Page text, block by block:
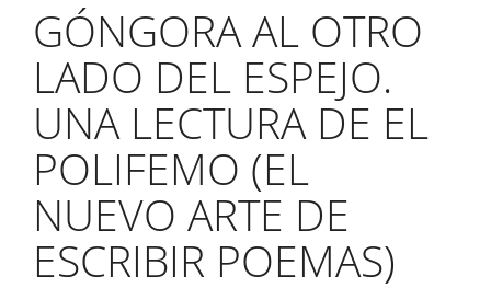
GÓNGORA AL OTRO
LADO DEL ESPEJO.
UNA LECTURA DE EL
POLIFEMO (EL
NUEVO ARTE DE
ESCRIBIR POEMAS)